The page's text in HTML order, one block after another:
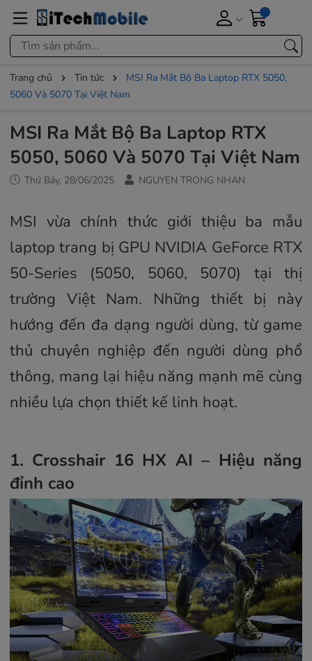
Trang chủ Tin tức
MSI Ra Mắt Bộ Ba Laptop RTX 5050,
5060 Và 5070 Tại Việt Nam
MSI Ra Mắt Bộ Ba Laptop RTX
5050, 5060 Và 5070 Tại Việt Nam
Thứ Bảy, 28/06/2025 NGUYEN TRONG NHAN
MSI vừa chính thức giới thiệu ba mẫu
laptop trang bị GPU NVIDIA GeForce RTX
50-Series (5050, 5060, 5070) tại thị
trường Việt Nam. Những thiết bị này
hướng đến đa dạng người dùng, từ game
thủ chuyên nghiệp đến người dùng phổ
thông, mang lại hiệu năng mạnh mẽ cùng
nhiều lựa chọn thiết kế linh hoạt.
1. Crosshair 16 HX AI – Hiệu năng
đỉnh cao